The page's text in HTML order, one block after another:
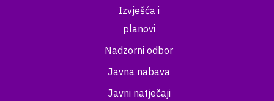
Izvješća i
planovi
Nadzorni odbor
Javna nabava
Javni natječaji